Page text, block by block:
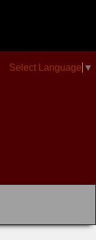
Select Language ▼